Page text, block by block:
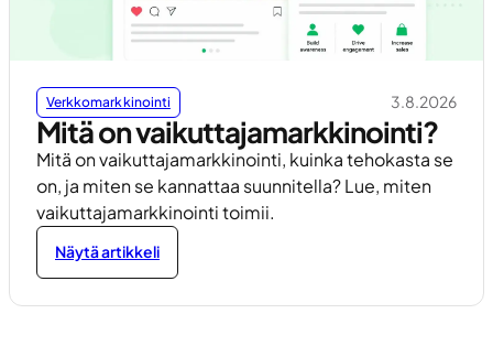
Verkkomarkkinointi 3.8.2026
Mitä on vaikuttajamarkkinointi?
Mitä on vaikuttajamarkkinointi, kuinka tehokasta se
on, ja miten se kannattaa suunnitella? Lue, miten
vaikuttajamarkkinointi toimii.
Näytä artikkeli